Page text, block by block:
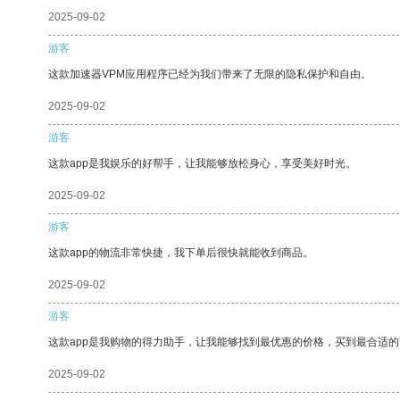
2025-09-02
游客
这款加速器VPM应用程序已经为我们带来了无限的隐私保护和自由。
2025-09-02
游客
这款app是我娱乐的好帮手，让我能够放松身心，享受美好时光。
2025-09-02
游客
这款app的物流非常快捷，我下单后很快就能收到商品。
2025-09-02
游客
这款app是我购物的得力助手，让我能够找到最优惠的价格，买到最合适
2025-09-02